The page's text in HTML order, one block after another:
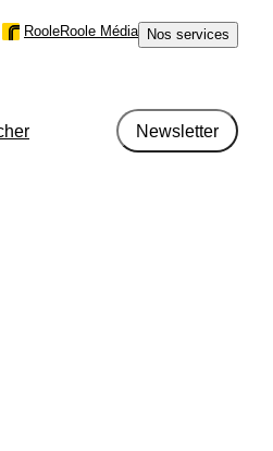
RooleRoole Média Nos services
Newsletter